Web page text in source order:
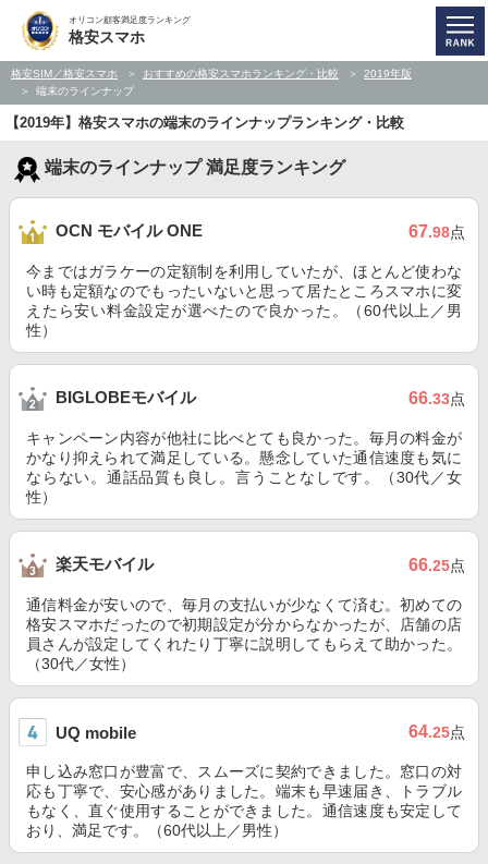
オリコン顧客満足度ランキング
格安スマホ
格安SIM／格安スマホ おすすめの格安スマホランキング・比較
2019年版
端末のラインナップ
【2019年】格安スマホの端末のラインナップランキング・比較
端末のラインナップ 満足度ランキング
OCN モバイル ONE 67.98点
今まではガラケーの定額制を利用していたが、ほとんど使わな
い時も定額なのでもったいないと思って居たところスマホに変
えたら安い料金設定が選べたので良かった。（60代以上／男
性）
BIGLOBEモバイル 66.33点
キャンペーン内容が他社に比べとても良かった。毎月の料金が
かなり抑えられて満足している。懸念していた通信速度も気に
ならない。通話品質も良し。言うことなしです。（30代／女
性）
楽天モバイル 66.25点
通信料金が安いので、毎月の支払いが少なくて済む。初めての
格安スマホだったので初期設定が分からなかったが、店舗の店
員さんが設定してくれたり丁寧に説明してもらえて助かった。
（30代／女性）
UQ mobile 64.25点
申し込み窓口が豊富で、スムーズに契約できました。窓口の対
応も丁寧で、安心感がありました。端末も早速届き、トラブル
もなく、直ぐ使用することができました。通信速度も安定して
おり、満足です。（60代以上／男性）